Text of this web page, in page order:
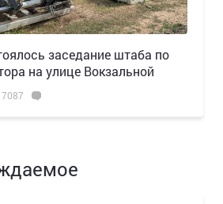
заседание штаба по
на улице Вокзальной
7087